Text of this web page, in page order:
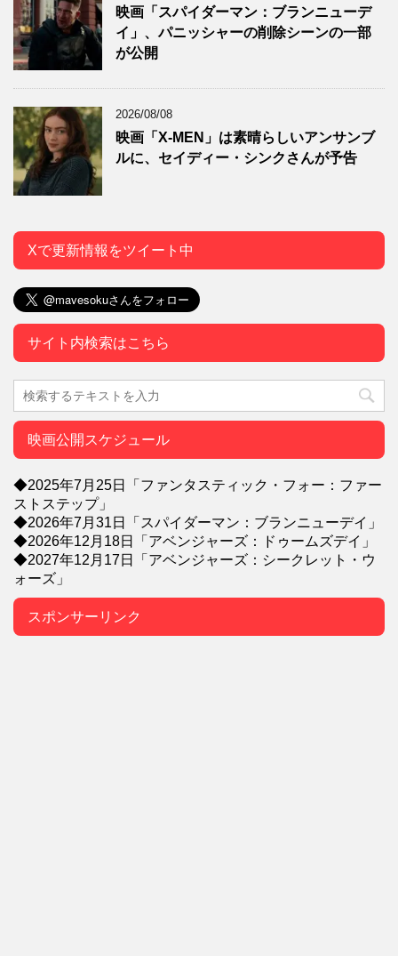
映画「スパイダーマン：ブランニューデ
イ」、パニッシャーの削除シーンの一部
が公開
2026/08/08
映画「X-MEN」は素晴らしいアンサンブ
ルに、セイディー・シンクさんが予告
Xで更新情報をツイート中
サイト内検索はこちら
映画公開スケジュール
◆2025年7月25日「ファンタスティック・フォー：ファー
ストステップ」
◆2026年7月31日「スパイダーマン：ブランニューデイ」
◆2026年12月18日「アベンジャーズ：ドゥームズデイ」
◆2027年12月17日「アベンジャーズ：シークレット・ウ
ォーズ」
スポンサーリンク